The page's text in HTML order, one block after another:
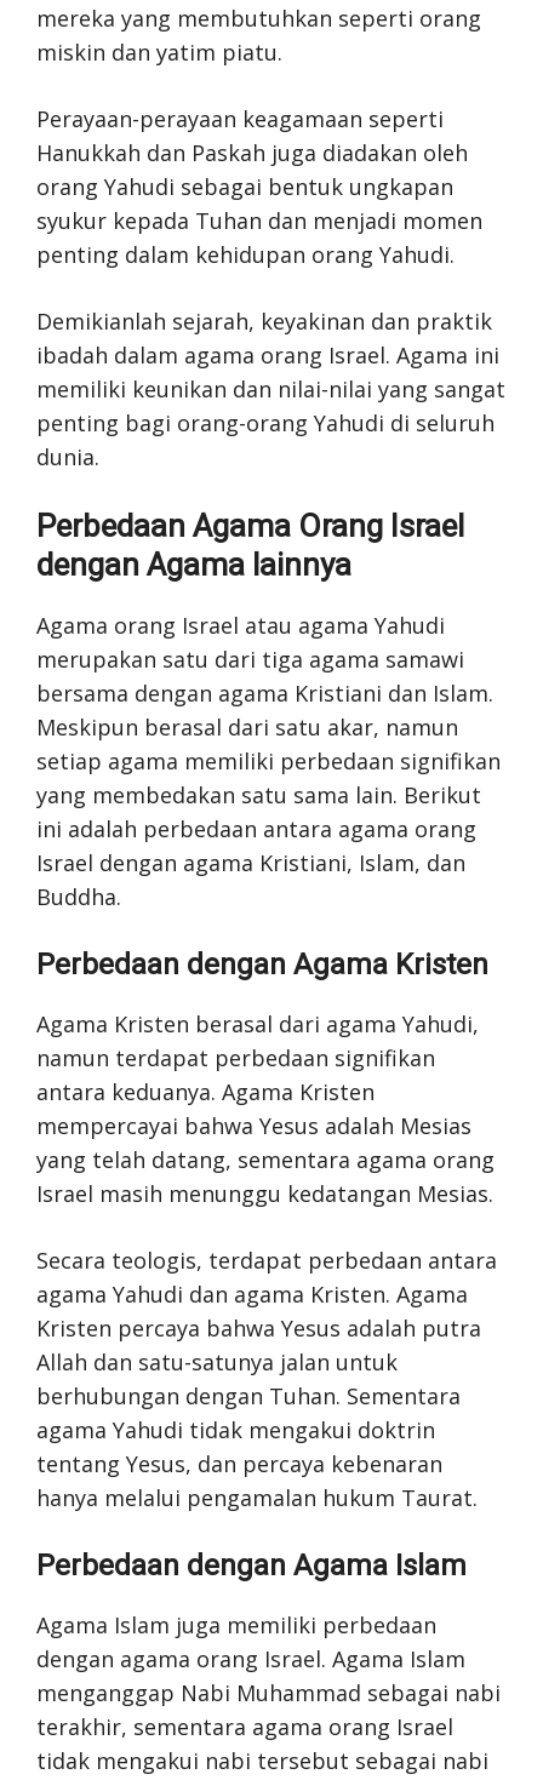
mereka yang membutuhkan seperti orang
miskin dan yatim piatu.
Perayaan-perayaan keagamaan seperti
Hanukkah dan Paskah juga diadakan oleh
orang Yahudi sebagai bentuk ungkapan
syukur kepada Tuhan dan menjadi momen
penting dalam kehidupan orang Yahudi.
Demikianlah sejarah, keyakinan dan praktik
ibadah dalam agama orang Israel. Agama ini
memiliki keunikan dan nilai-nilai yang sangat
penting bagi orang-orang Yahudi di seluruh
dunia.
Perbedaan Agama Orang Israel
dengan Agama lainnya
Agama orang Israel atau agama Yahudi
merupakan satu dari tiga agama samawi
bersama dengan agama Kristiani dan Islam.
Meskipun berasal dari satu akar, namun
setiap agama memiliki perbedaan signifikan
yang membedakan satu sama lain. Berikut
ini adalah perbedaan antara agama orang
Israel dengan agama Kristiani, Islam, dan
Buddha.
Perbedaan dengan Agama Kristen
Agama Kristen berasal dari agama Yahudi,
namun terdapat perbedaan signifikan
antara keduanya. Agama Kristen
mempercayai bahwa Yesus adalah Mesias
yang telah datang, sementara agama orang
Israel masih menunggu kedatangan Mesias.
Secara teologis, terdapat perbedaan antara
agama Yahudi dan agama Kristen. Agama
Kristen percaya bahwa Yesus adalah putra
Allah dan satu-satunya jalan untuk
berhubungan dengan Tuhan. Sementara
agama Yahudi tidak mengakui doktrin
tentang Yesus, dan percaya kebenaran
hanya melalui pengamalan hukum Taurat.
Perbedaan dengan Agama Islam
Agama Islam juga memiliki perbedaan
dengan agama orang Israel. Agama Islam
menganggap Nabi Muhammad sebagai nabi
terakhir, sementara agama orang Israel
tidak mengakui nabi tersebut sebagai nabi